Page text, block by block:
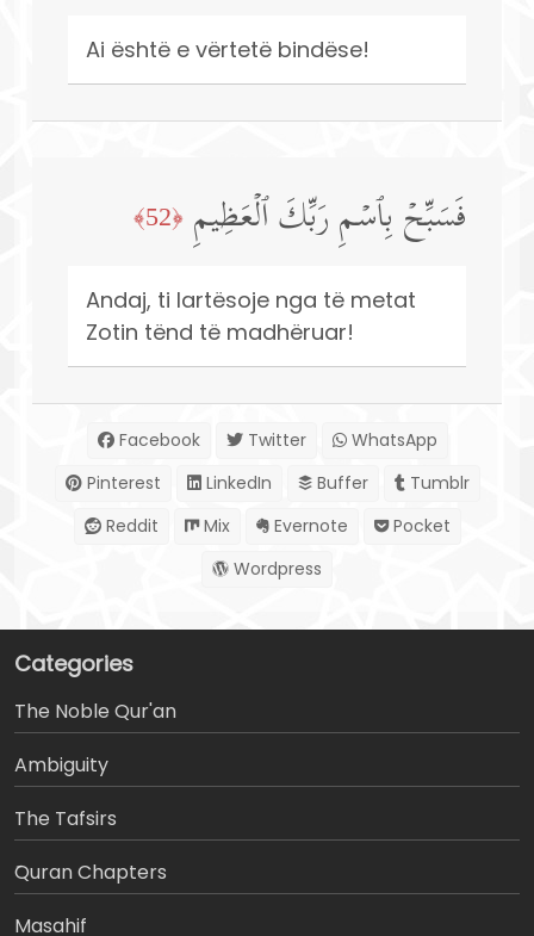
Ai është e vërtetë bindëse!
فَسَبِّحۡ بِٱسۡمِ رَبِّكَ ٱلۡعَظِیمِ ﴿52﴾
Andaj, ti lartësoje nga të metat
Zotin tënd të madhëruar!
Facebook Twitter
WhatsApp
Pinterest
LinkedIn Buffer
Tumblr
Reddit
Mix Evernote
Pocket
Wordpress
Categories
The Noble Qur'an
Ambiguity
The Tafsirs
َQuran Chapters
Masahif